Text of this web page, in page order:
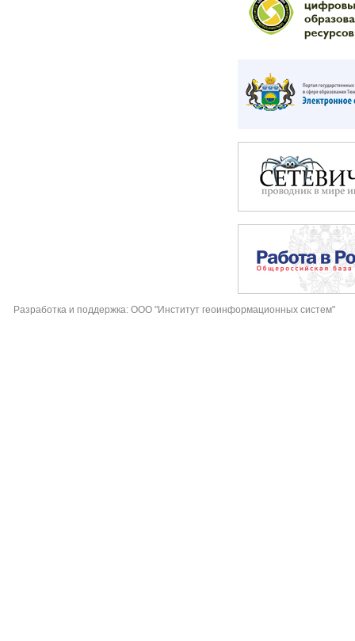
Разработка и поддержка: ООО "Институт геоинформационных систем"